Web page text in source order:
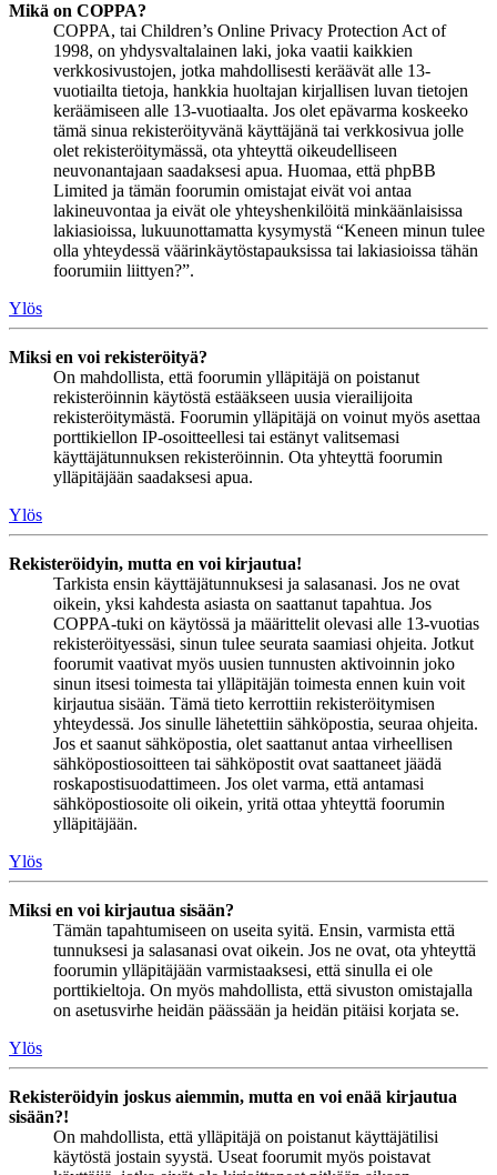
Mikä on COPPA?
COPPA, tai Children’s Online Privacy Protection Act of
1998, on yhdysvaltalainen laki, joka vaatii kaikkien
verkkosivustojen, jotka mahdollisesti keräävät alle 13-
vuotiailta tietoja, hankkia huoltajan kirjallisen luvan tietojen
keräämiseen alle 13-vuotiaalta. Jos olet epävarma koskeeko
tämä sinua rekisteröityvänä käyttäjänä tai verkkosivua jolle
olet rekisteröitymässä, ota yhteyttä oikeudelliseen
neuvonantajaan saadaksesi apua. Huomaa, että phpBB
Limited ja tämän foorumin omistajat eivät voi antaa
lakineuvontaa ja eivät ole yhteyshenkilöitä minkäänlaisissa
lakiasioissa, lukuunottamatta kysymystä “Keneen minun tulee
olla yhteydessä väärinkäytöstapauksissa tai lakiasioissa tähän
foorumiin liittyen?”.
Ylös
Miksi en voi rekisteröityä?
On mahdollista, että foorumin ylläpitäjä on poistanut
rekisteröinnin käytöstä estääkseen uusia vierailijoita
rekisteröitymästä. Foorumin ylläpitäjä on voinut myös asettaa
porttikiellon IP-osoitteellesi tai estänyt valitsemasi
käyttäjätunnuksen rekisteröinnin. Ota yhteyttä foorumin
ylläpitäjään saadaksesi apua.
Ylös
Rekisteröidyin, mutta en voi kirjautua!
Tarkista ensin käyttäjätunnuksesi ja salasanasi. Jos ne ovat
oikein, yksi kahdesta asiasta on saattanut tapahtua. Jos
COPPA-tuki on käytössä ja määrittelit olevasi alle 13-vuotias
rekisteröityessäsi, sinun tulee seurata saamiasi ohjeita. Jotkut
foorumit vaativat myös uusien tunnusten aktivoinnin joko
sinun itsesi toimesta tai ylläpitäjän toimesta ennen kuin voit
kirjautua sisään. Tämä tieto kerrottiin rekisteröitymisen
yhteydessä. Jos sinulle lähetettiin sähköpostia, seuraa ohjeita.
Jos et saanut sähköpostia, olet saattanut antaa virheellisen
sähköpostiosoitteen tai sähköpostit ovat saattaneet jäädä
roskapostisuodattimeen. Jos olet varma, että antamasi
sähköpostiosoite oli oikein, yritä ottaa yhteyttä foorumin
ylläpitäjään.
Ylös
Miksi en voi kirjautua sisään?
Tämän tapahtumiseen on useita syitä. Ensin, varmista että
tunnuksesi ja salasanasi ovat oikein. Jos ne ovat, ota yhteyttä
foorumin ylläpitäjään varmistaaksesi, että sinulla ei ole
porttikieltoja. On myös mahdollista, että sivuston omistajalla
on asetusvirhe heidän päässään ja heidän pitäisi korjata se.
Ylös
Rekisteröidyin joskus aiemmin, mutta en voi enää kirjautua
sisään?!
On mahdollista, että ylläpitäjä on poistanut käyttäjätilisi
käytöstä jostain syystä. Useat foorumit myös poistavat